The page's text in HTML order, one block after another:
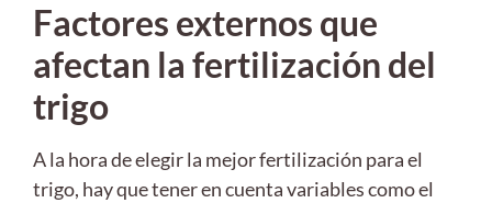
Factores externos que
afectan la fertilización del
trigo
A la hora de elegir la mejor fertilización para el
trigo, hay que tener en cuenta variables como el